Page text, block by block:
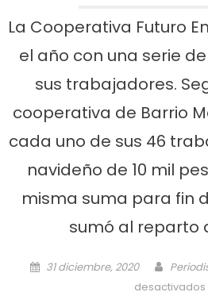
La Cooperativa Futuro
el año con una serie
sus trabajadores.
cooperativa de Barrio
cada uno de sus 46
navideño de 10 mil
misma suma para fin
sumó al reparto
Posted on
31 diciembre, 2020 Author
desactivados